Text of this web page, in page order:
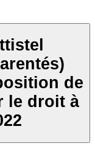
de
le droit à